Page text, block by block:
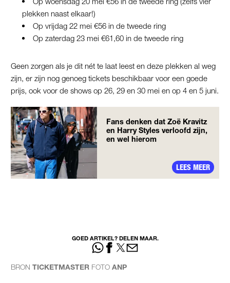
plekken naast elkaar!)
Op vrijdag 22 mei €56 in de tweede ring
Op zaterdag 23 mei €61,60 in de tweede ring
Geen zorgen als je dit nét te laat leest en deze plekken al weg
zijn, er zijn nog genoeg tickets beschikbaar voor een goede
prijs, ook voor de shows op 26, 29 en 30 mei en op 4 en 5 juni.
Fans denken dat Zoë Kravitz
en Harry Styles verloofd zijn,
en wel hierom
LEES MEER
GOED ARTIKEL? DELEN MAAR.
BRON TICKETMASTER FOTO ANP